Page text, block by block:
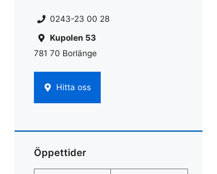
0243-23 00 28
Kupolen 53
781 70 Borlänge
Hitta oss
Öppettider